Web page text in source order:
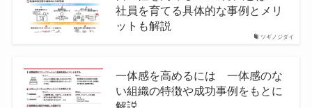
ツギノジダイ
社員を育てる具体的な事例とメリ
ットも解説
一体感を高めるには 一体感のな
い組織の特徴や成功事例をもとに